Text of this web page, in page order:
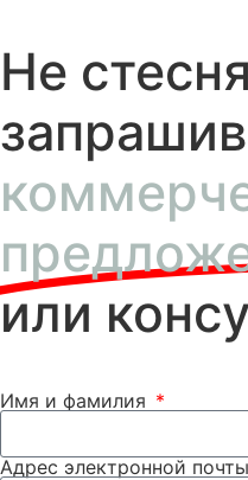
Не
или
Имя и фамилия
Адрес электронной почты